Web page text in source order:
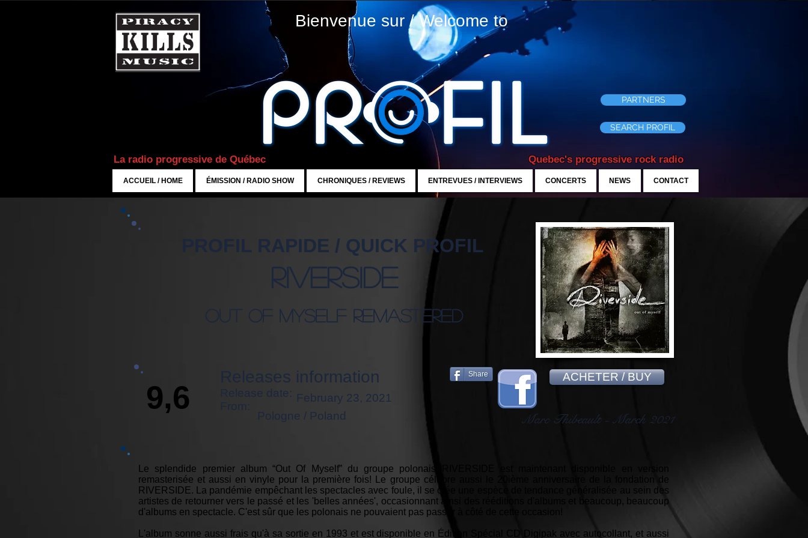
Bienvenue sur / Welcome to
Quebec's progressive rock radio
La radio progressive de Québec
SEARCH PROFIL
PARTNERS
ACCUEIL / HOME ÉMISSION / RADIO SHOW CHRONIQUES / REVIEWS ENTREVUES / INTERVIEWS CONCERTS NEWS CONTACT
PROFIL RAPIDE / QUICK PROFIL
Riverside
Out Of Myself Remastered
9,6
Releases information
Release date:
Share ACHETER / BUY
Marc Thibeault - March 2021
February 23, 2021
Pologne / Poland
Le splendide premier album “Out Of Myself” du groupe polonais RIVERSIDE est maintenant disponible en version
remasterisée et aussi en vinyle pour la première fois! Le groupe célèbre aussi le 20ième anniversaire de la fondation de
RIVERSIDE. La pandémie empêchant les spectacles avec foule, il se crée une espèce de tendance généralisée au sein des
artistes de retourner vers le passé et les 'belles années', occasionnant ainsi des rééditions d'albums et beaucoup, beaucoup
d'albums en spectacle. C'est sûr que les polonais ne pouvaient pas passer à côté de cette occasion!
L'album sonne aussi frais qu'à sa sortie en 1993 et est disponible en Édition Spécial CD Digipak avec autocollant, et aussi